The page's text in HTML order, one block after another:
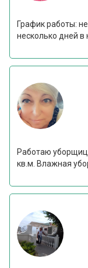
График работы:
несколько дней в
Работаю
кв.м. Влажная